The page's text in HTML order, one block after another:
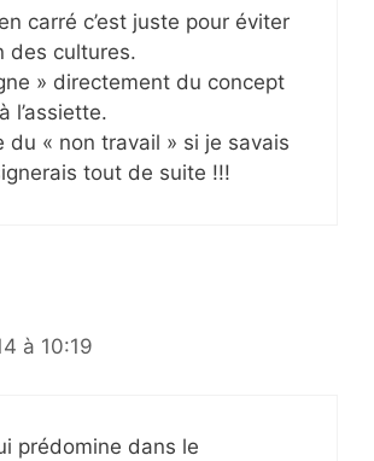
carré c’est juste pour éviter
des cultures.
» directement du concept
l’assiette.
du « non travail » si je savais
tout de suite !!!
à 10:19
prédomine dans le